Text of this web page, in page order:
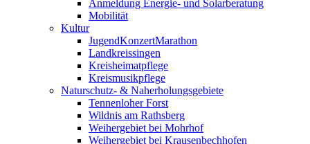
Anmeldung Energie- und Solarberatung
Mobilität
Kultur
JugendKonzertMarathon
Landkreissingen
Kreisheimatpflege
Kreismusikpflege
Naturschutz- & Naherholungsgebiete
Tennenloher Forst
Wildnis am Rathsberg
Weihergebiet bei Mohrhof
Weihergebiet bei Krausenbechhofen